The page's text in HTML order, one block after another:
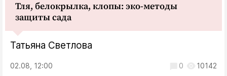
Тля, белокрылка, клопы: эко-методы
защиты сада
Татьяна Светлова
02.08, 12:00 0 10142